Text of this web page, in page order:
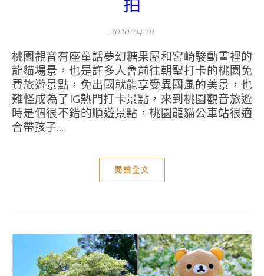
拍
2020/04/01
桃園觀音有座童話夢幻糖果屋和宮崎駿動畫裡的
龍貓場景，也是許多人會前往朝聖打卡的桃園免
費旅遊景點，免出國就能享受異國風的美景，也
難怪成為了IG熱門打卡景點，來到桃園觀音旅遊
時是個很不錯的順遊景點，桃園龍貓公車站很適
合帶孩子...
閱讀全文